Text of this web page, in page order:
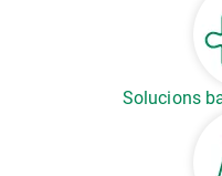
Solucions